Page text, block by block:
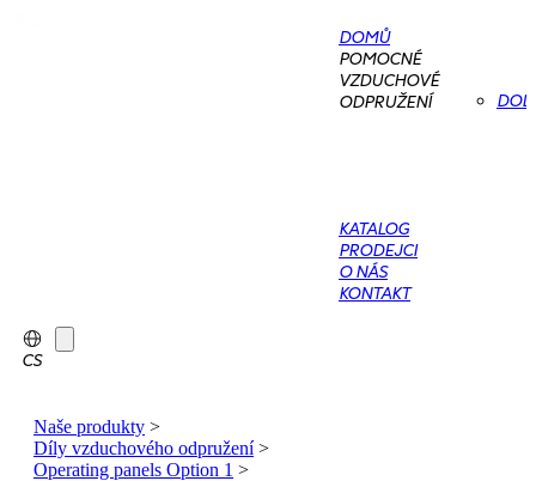
DOMŮ
POMOCNÉ
VZDUCHOVÉ
ODPRUŽENÍ
KATALOG
PRODEJCI
O NÁS
KONTAKT
CS
Naše produkty >
Díly vzduchového odpružení>
Operating panels Option 1 >